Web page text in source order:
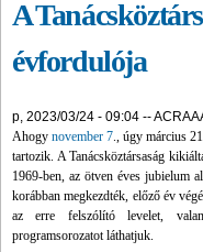
A
évfordulója
p, 2023/03/24 - 09:04 --
Ahogy november 7., úgy március
tartozik. A Tanácsköztársaság
1969-ben, az ötven éves jubielum
korábban megkezdték, előző év
az erre felszólító levelet,
programsorozatot láthatjuk.